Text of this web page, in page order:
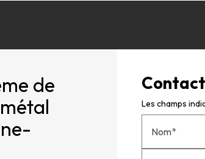
de
Les champs
Nom*